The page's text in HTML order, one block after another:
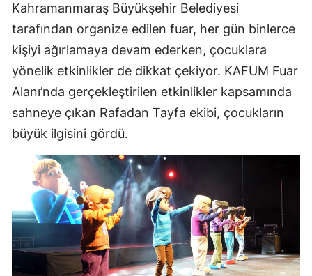
Kahramanmaraş Büyükşehir Belediyesi
tarafından organize edilen fuar, her gün binlerce
kişiyi ağırlamaya devam ederken, çocuklara
yönelik etkinlikler de dikkat çekiyor. KAFUM Fuar
Alanı’nda gerçekleştirilen etkinlikler kapsamında
sahneye çıkan Rafadan Tayfa ekibi, çocukların
büyük ilgisini gördü.